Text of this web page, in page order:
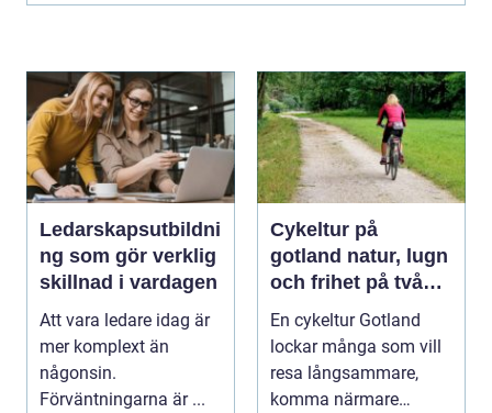
Ledarskapsutbildni
ng som gör verklig
skillnad i vardagen
Att vara ledare idag är
mer komplext än
någonsin.
Förväntningarna är ...
Cykeltur på
gotland natur, lugn
och frihet på två
hjul
En cykeltur Gotland
lockar många som vill
resa långsammare,
komma närmare